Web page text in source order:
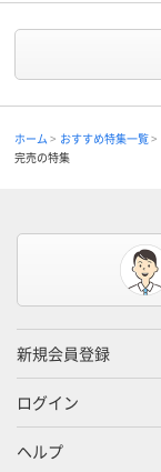
ホーム おすすめ特集一覧
完売の特集
新規会員登録
ログイン
ヘルプ